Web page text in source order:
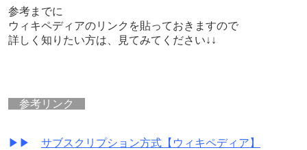
参考までに
ウィキペディアのリンクを貼っておきますので
詳しく知りたい方は、見てみてください↓↓
参考リンク
▶▶ サブスクリプション方式【ウィキペディア】